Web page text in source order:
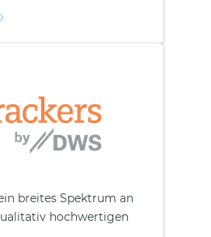
breites Spektrum an
hochwertigen